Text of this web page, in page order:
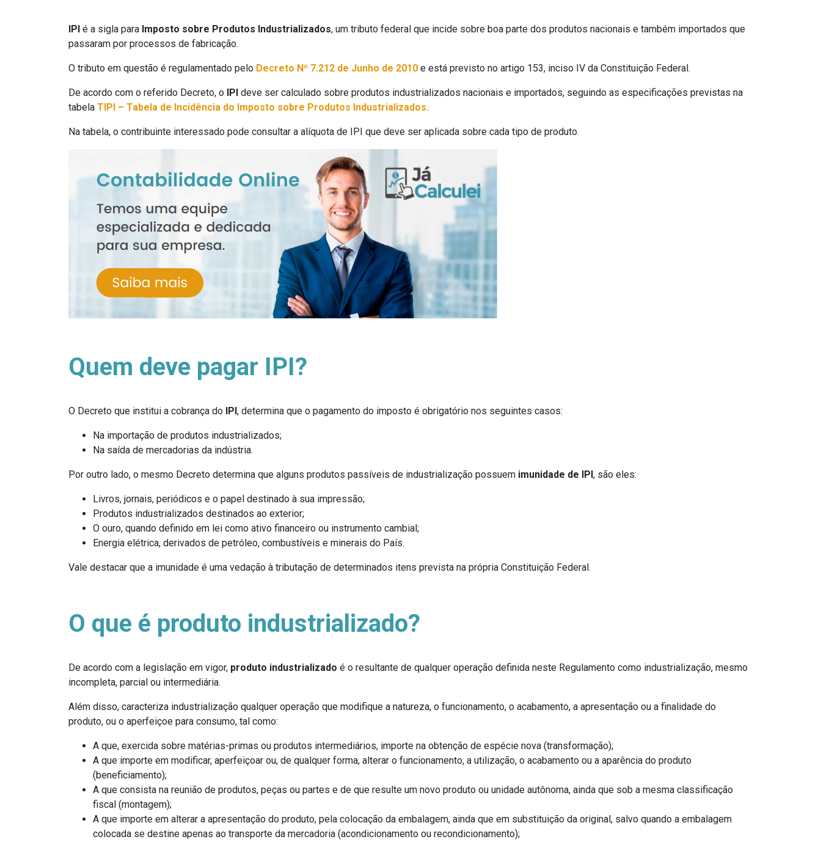
IPI é a sigla para Imposto sobre Produtos Industrializados, um tributo federal que incide sobre boa parte dos produtos nacionais e também importados que
passaram por processos de fabricação.
O tributo em questão é regulamentado pelo Decreto Nº 7.212 de Junho de 2010 e está previsto no artigo 153, inciso IV da Constituição Federal.
De acordo com o referido Decreto, o IPI deve ser calculado sobre produtos industrializados nacionais e importados, seguindo as especificações previstas na
tabela TIPI – Tabela de Incidência do Imposto sobre Produtos Industrializados.
Na tabela, o contribuinte interessado pode consultar a alíquota de IPI que deve ser aplicada sobre cada tipo de produto.
Quem deve pagar IPI?
O Decreto que institui a cobrança do IPI, determina que o pagamento do imposto é obrigatório nos seguintes casos:
Na importação de produtos industrializados;
Na saída de mercadorias da indústria.
Por outro lado, o mesmo Decreto determina que alguns produtos passíveis de industrialização possuem imunidade de IPI, são eles:
Livros, jornais, periódicos e o papel destinado à sua impressão;
Produtos industrializados destinados ao exterior;
O ouro, quando definido em lei como ativo financeiro ou instrumento cambial;
Energia elétrica, derivados de petróleo, combustíveis e minerais do País.
Vale destacar que a imunidade é uma vedação à tributação de determinados itens prevista na própria Constituição Federal.
O que é produto industrializado?
De acordo com a legislação em vigor, produto industrializado é o resultante de qualquer operação definida neste Regulamento como industrialização, mesmo
incompleta, parcial ou intermediária.
Além disso, caracteriza industrialização qualquer operação que modifique a natureza, o funcionamento, o acabamento, a apresentação ou a finalidade do
produto, ou o aperfeiçoe para consumo, tal como:
A que, exercida sobre matérias-primas ou produtos intermediários, importe na obtenção de espécie nova (transformação);
A que importe em modificar, aperfeiçoar ou, de qualquer forma, alterar o funcionamento, a utilização, o acabamento ou a aparência do produto
(beneficiamento);
A que consista na reunião de produtos, peças ou partes e de que resulte um novo produto ou unidade autônoma, ainda que sob a mesma classificação
fiscal (montagem);
A que importe em alterar a apresentação do produto, pela colocação da embalagem, ainda que em substituição da original, salvo quando a embalagem
colocada se destine apenas ao transporte da mercadoria (acondicionamento ou recondicionamento);